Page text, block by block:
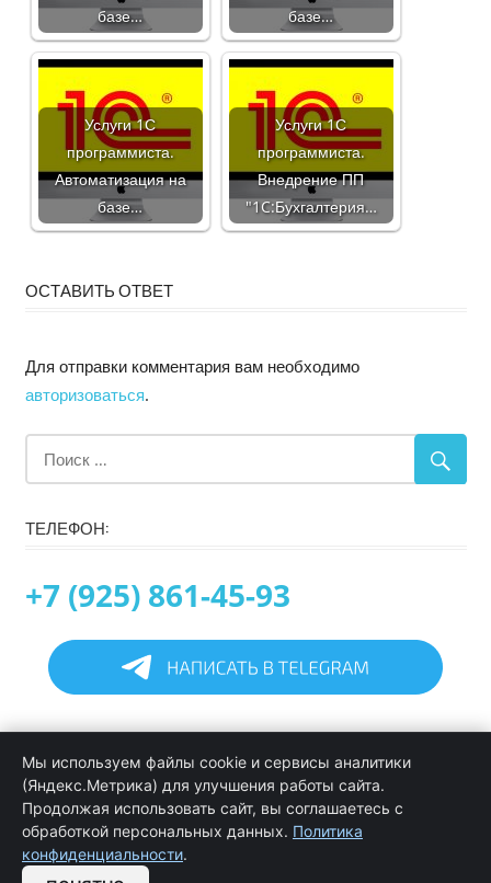
базе…
базе…
Услуги 1С
программиста.
Автоматизация на
базе…
Услуги 1С
программиста.
Внедрение ПП
"1C:Бухгалтерия…
ОСТАВИТЬ ОТВЕТ
Для отправки комментария вам необходимо
авторизоваться.
ТЕЛЕФОН:
+7 (925) 861-45-93
Информация
Программирование в 1С услуги
Услуги обслуживания и сопровождения 1С
Цены на услуги программиста 1С
Мы используем файлы cookie и сервисы аналитики
(Яндекс.Метрика) для улучшения работы сайта.
Продолжая использовать сайт, вы соглашаетесь с
обработкой персональных данных. Политика
конфиденциальности.